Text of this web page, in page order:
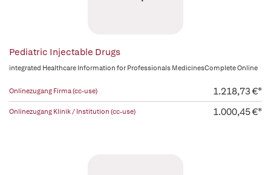
Pediatric Injectable Drugs
integrated Healthcare Information for Professionals MedicinesComplete Online
Onlinezugang Firma (cc-use) 1.218,73 €*
Onlinezugang Klinik / Institution (cc-use) 1.000,45 €*